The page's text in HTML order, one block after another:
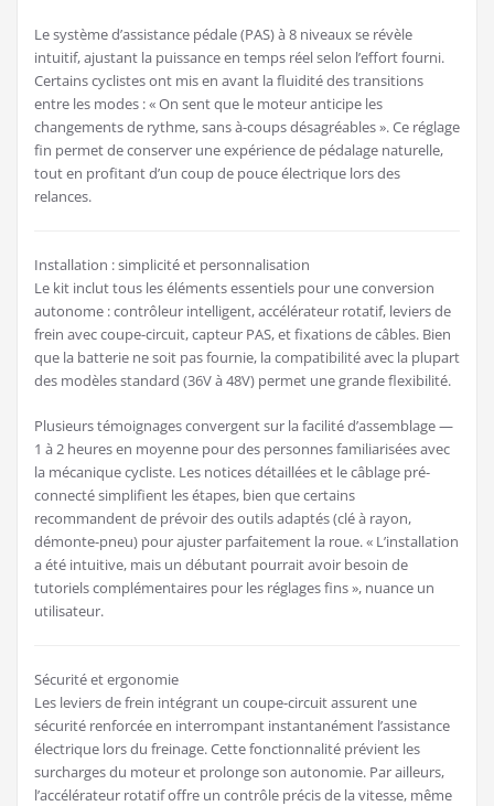
Le système d’assistance pédale (PAS) à 8 niveaux se révèle
intuitif, ajustant la puissance en temps réel selon l’effort fourni.
Certains cyclistes ont mis en avant la fluidité des transitions
entre les modes : « On sent que le moteur anticipe les
changements de rythme, sans à-coups désagréables ». Ce réglage
fin permet de conserver une expérience de pédalage naturelle,
tout en profitant d’un coup de pouce électrique lors des
relances.
Installation : simplicité et personnalisation
Le kit inclut tous les éléments essentiels pour une conversion
autonome : contrôleur intelligent, accélérateur rotatif, leviers de
frein avec coupe-circuit, capteur PAS, et fixations de câbles. Bien
que la batterie ne soit pas fournie, la compatibilité avec la plupart
des modèles standard (36V à 48V) permet une grande flexibilité.
Plusieurs témoignages convergent sur la facilité d’assemblage —
1 à 2 heures en moyenne pour des personnes familiarisées avec
la mécanique cycliste. Les notices détaillées et le câblage pré-
connecté simplifient les étapes, bien que certains
recommandent de prévoir des outils adaptés (clé à rayon,
démonte-pneu) pour ajuster parfaitement la roue. « L’installation
a été intuitive, mais un débutant pourrait avoir besoin de
tutoriels complémentaires pour les réglages fins », nuance un
utilisateur.
Sécurité et ergonomie
Les leviers de frein intégrant un coupe-circuit assurent une
sécurité renforcée en interrompant instantanément l’assistance
électrique lors du freinage. Cette fonctionnalité prévient les
surcharges du moteur et prolonge son autonomie. Par ailleurs,
l’accélérateur rotatif offre un contrôle précis de la vitesse, même